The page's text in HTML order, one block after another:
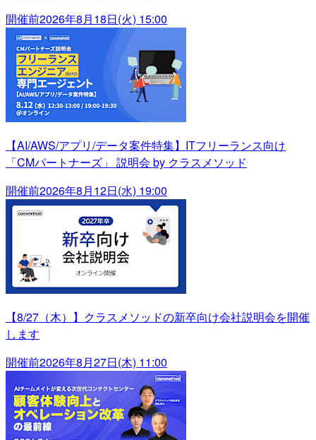
開催前2026年8月18日(火) 15:00
【AI/AWS/アプリ/データ案件特集】ITフリーランス向け
「CMパートナーズ」 説明会 by クラスメソッド
開催前2026年8月12日(水) 19:00
【8/27（木）】クラスメソッドの新卒向け会社説明会を開催
します
開催前2026年8月27日(木) 11:00